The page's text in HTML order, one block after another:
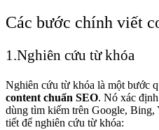
Các bước chính viết
1.Nghiên cứu từ khóa
Nghiên cứu từ khóa là một bước
content chuẩn SEO. Nó xác
dùng tìm kiếm trên Google,
tiết để nghiên cứu từ khóa: